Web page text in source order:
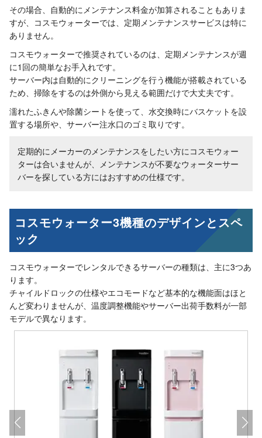
その場合、自動的にメンテナンス料金が加算されることもありま
すが、コスモウォーターでは、定期メンテナンスサービスは特に
ありません。
コスモウォーターで推奨されているのは、定期メンテナンスが週
に1回の簡単なお手入れです。
サーバー内は自動的にクリーニングを行う機能が搭載されている
ため、掃除をするのは外側から見える範囲だけで大丈夫です。
濡れたふきんや除菌シートを使って、水交換時にバスケットを設
置する場所や、サーバー注水口のゴミ取りです。
定期的にメーカーのメンテナンスをしたい方にコスモウォー
ターは合いませんが、メンテナンスが不要なウォーターサー
バーを探している方にはおすすめの仕様です。
コスモウォーター3機種のデザインとスペ
ック
コスモウォーターでレンタルできるサーバーの種類は、主に3つあ
ります。
チャイルドロックの仕様やエコモードなど基本的な機能面はほと
んど変わりませんが、温度調整機能やサーバー出荷手数料が一部
モデルで異なります。